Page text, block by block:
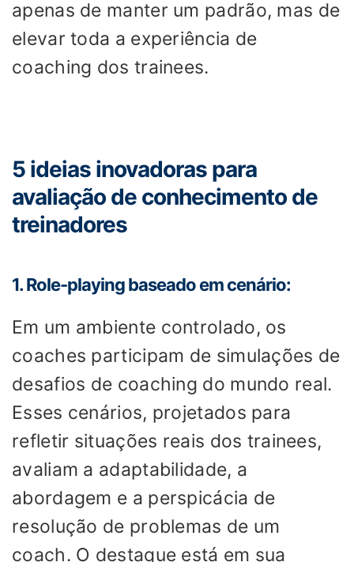
apenas de manter um padrão, mas de
elevar toda a experiência de
coaching dos trainees.
5 ideias inovadoras para
avaliação de conhecimento de
treinadores
1. Role-playing baseado em cenário:
Em um ambiente controlado, os
coaches participam de simulações de
desafios de coaching do mundo real.
Esses cenários, projetados para
refletir situações reais dos trainees,
avaliam a adaptabilidade, a
abordagem e a perspicácia de
resolução de problemas de um
coach. O destaque está em sua